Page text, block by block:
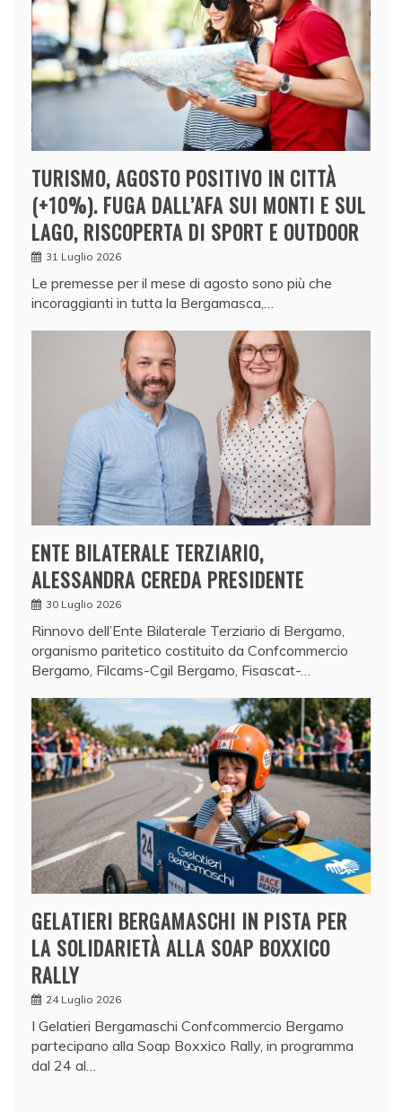
TURISMO, AGOSTO POSITIVO IN CITTÀ
(+10%). FUGA DALL’AFA SUI MONTI E SUL
LAGO, RISCOPERTA DI SPORT E OUTDOOR
31 Luglio 2026
Le premesse per il mese di agosto sono più che
incoraggianti in tutta la Bergamasca,…
ENTE BILATERALE TERZIARIO,
ALESSANDRA CEREDA PRESIDENTE
30 Luglio 2026
Rinnovo dell’Ente Bilaterale Terziario di Bergamo,
organismo paritetico costituito da Confcommercio
Bergamo, Filcams-Cgil Bergamo, Fisascat-…
GELATIERI BERGAMASCHI IN PISTA PER
LA SOLIDARIETÀ ALLA SOAP BOXXICO
RALLY
24 Luglio 2026
I Gelatieri Bergamaschi Confcommercio Bergamo
partecipano alla Soap Boxxico Rally, in programma
dal 24 al…